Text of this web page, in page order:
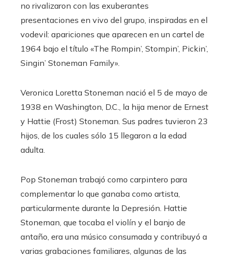
no rivalizaron con las exuberantes
presentaciones en vivo del grupo, inspiradas en el
vodevil: apariciones que aparecen en un cartel de
1964 bajo el título «The Rompin’, Stompin’, Pickin’,
Singin’ Stoneman Family».
Veronica Loretta Stoneman nació el 5 de mayo de
1938 en Washington, D.C., la hija menor de Ernest
y Hattie (Frost) Stoneman. Sus padres tuvieron 23
hijos, de los cuales sólo 15 llegaron a la edad
adulta.
Pop Stoneman trabajó como carpintero para
complementar lo que ganaba como artista,
particularmente durante la Depresión. Hattie
Stoneman, que tocaba el violín y el banjo de
antaño, era una músico consumada y contribuyó a
varias grabaciones familiares, algunas de las